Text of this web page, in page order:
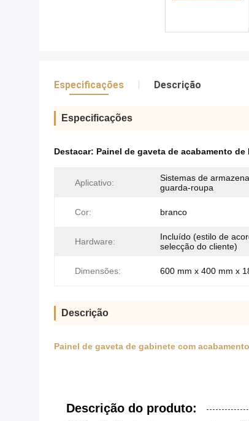
Especificações Descrição
Especificações
Destacar: Painel de gaveta de acabamento de
Aplicativo:
Sistemas de
guarda-roupa
Cor: branco
Hardware:
Incluído (estilo de
selecção do cliente)
Dimensões: 600 mm x 400 mm x
Descrição
Painel de gaveta de gabinete com
Descrição do produto: